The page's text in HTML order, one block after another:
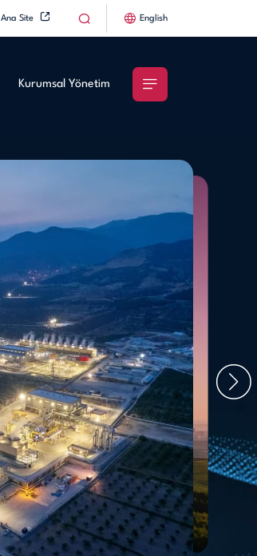
Ana Site English
Kurumsal Yönetim